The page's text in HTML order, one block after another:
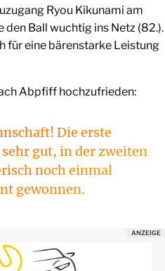
Ryou Kikunami am
Ball wuchtig ins Netz (82.).
für eine bärenstarke Leistung
Abpfiff hochzufrieden:
Die erste
gut, in der zweiten
noch einmal
gewonnen.